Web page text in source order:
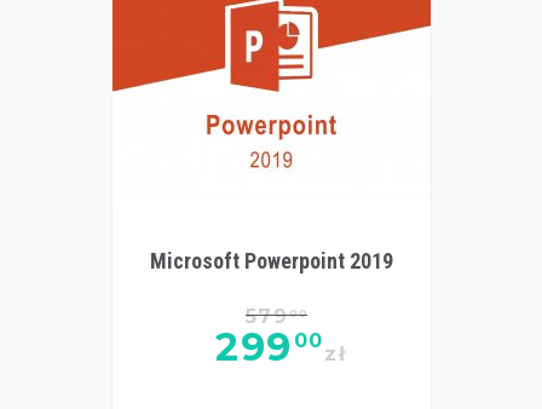
Microsoft Powerpoint 2019
57900
299 00
zł